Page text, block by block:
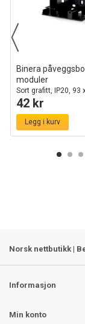
Binera
moduler
Sort grafitt, IP20, 93
mm
42 kr
Legg i kurv
Norsk nettbutikk |
Informasjon
Min konto